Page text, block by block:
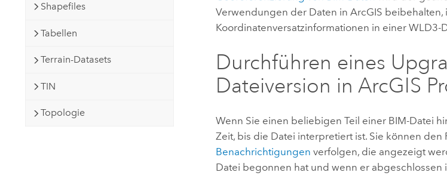
Shapefiles
Tabellen
Terrain-Datasets
TIN
Topologie
Verwendungen der Daten in ArcGIS beibehalten,
Koordinatenversatzinformationen in einer
Durchführen eines
Dateiversion in ArcGIS
Wenn Sie einen beliebigen Teil einer BIM-Datei
Zeit, bis die Datei interpretiert ist. Sie können den
Benachrichtigungen verfolgen, die angezeigt
Datei begonnen hat und wenn er abgeschlossen